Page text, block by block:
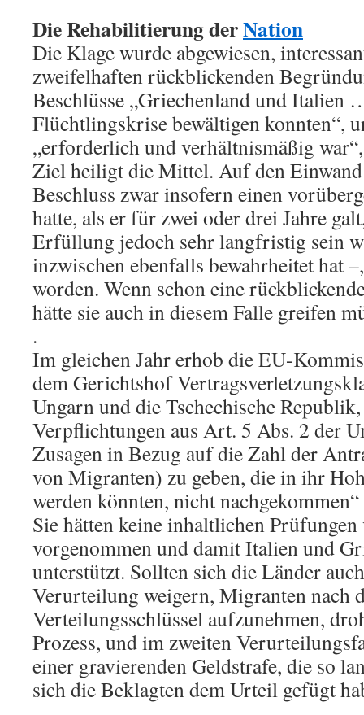
Die Rehabilitierung derNation
Die Klage wurde abgewiesen,
zweifelhaften rückblickenden
Beschlüsse „Griechenland und Italien
Flüchtlingskrise bewältigen konnten“,
„erforderlich und verhältnismäßig
Ziel heiligt die Mittel. Auf den Einwand
Beschluss zwar insofern einen
hatte, als er für zwei oder drei Jahre
Erfüllung jedoch sehr langfristig sein
inzwischen ebenfalls bewahrheitet hat
worden. Wenn schon eine
hätte sie auch in diesem Falle greifen
.
Im gleichen Jahr erhob die EU-
dem Gerichtshof
Ungarn und die Tschechische
Verpflichtungen aus Art. 5 Abs. 2 der
Zusagen in Bezug auf die Zahl der
von Migranten) zu geben, die in ihr
werden könnten, nicht
Sie hätten keine inhaltlichen
vorgenommen und damit Italien und
unterstützt. Sollten sich die Länder
Verurteilung weigern, Migranten nach
Verteilungsschlüssel aufzunehmen,
Prozess, und im zweiten
einer gravierenden Geldstrafe, die so
sich die Beklagten dem Urteil gefügt